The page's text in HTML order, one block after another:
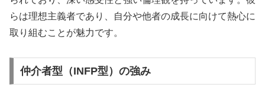
らは理想主義者であり、自分や他者の成長に向けて熱心に
取り組むことが魅力です。
仲介者型（INFP型）の強み